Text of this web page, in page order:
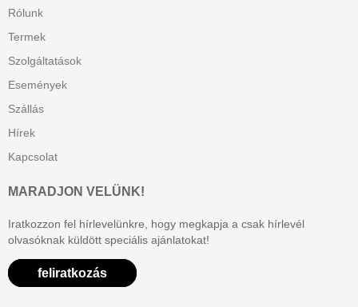
Rólunk
Termek
Szolgáltatások
Események
Szállás
Hírek
Kapcsolat
MARADJON VELÜNK!
Iratkozzon fel hírlevelünkre, hogy megkapja a csak hírlevél
olvasóknak küldött speciális ajánlatokat!
feliratkozás